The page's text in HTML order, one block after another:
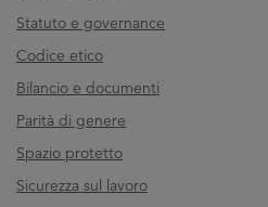
Statuto e governance
Codice etico
Bilancio e documenti
Parità di genere
Spazio protetto
Sicurezza sul lavoro